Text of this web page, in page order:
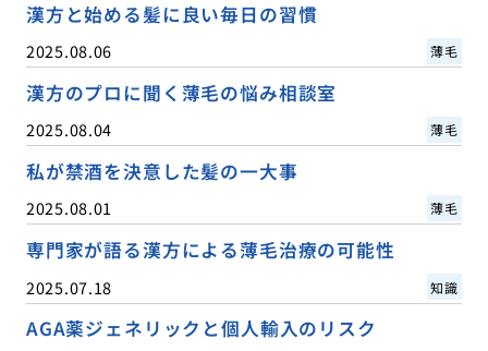
漢方と始める髪に良い毎日の習慣
2025.08.06 薄毛
漢方のプロに聞く薄毛の悩み相談室
2025.08.04 薄毛
私が禁酒を決意した髪の一大事
2025.08.01 薄毛
専門家が語る漢方による薄毛治療の可能性
2025.07.18 知識
AGA薬ジェネリックと個人輸入のリスク